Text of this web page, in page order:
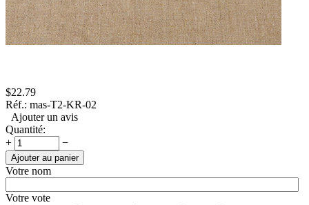
$22.79
Réf.: mas-T2-KR-02
Ajouter un avis
Quantité:
+
−
Ajouter au panier
Votre nom
Votre vote